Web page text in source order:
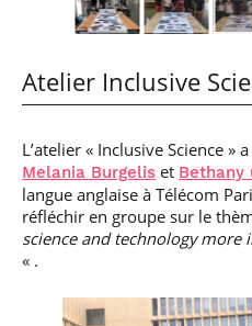
Atelier Inclusive
L’atelier « Inclusive Science »
Melania Burgelis et Bethany
langue anglaise à Télécom
réfléchir en groupe sur le
science and technology more
« .